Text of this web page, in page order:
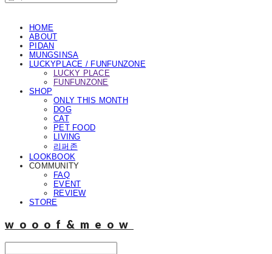
HOME
ABOUT
PIDAN
MUNGSINSA
LUCKYPLACE / FUNFUNZONE
LUCKY PLACE
FUNFUNZONE
SHOP
ONLY THIS MONTH
DOG
CAT
PET FOOD
LIVING
리퍼존
LOOKBOOK
COMMUNITY
FAQ
EVENT
REVIEW
STORE
wooof&meow